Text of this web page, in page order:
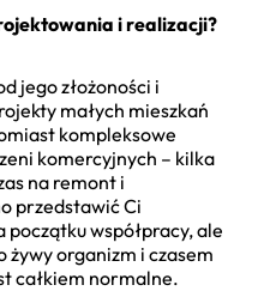
i realizacji?
jego złożoności i
małych mieszkań
kompleksowe
komercyjnych – kilka
na remont i
przedstawić Ci
współpracy, ale
żywy organizm i czasem
całkiem normalne.